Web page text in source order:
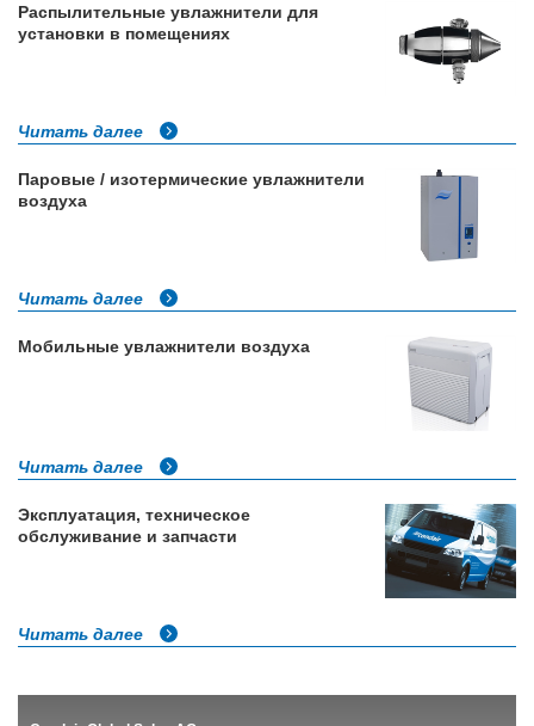
Распылительные увлажнители для
установки в помещениях
Читать далее
Паровые / изотермические увлажнители
воздуха
Читать далее
Мобильные увлажнители воздуха
Читать далее
Эксплуатация, техническое
обслуживание и запчасти
Читать далее